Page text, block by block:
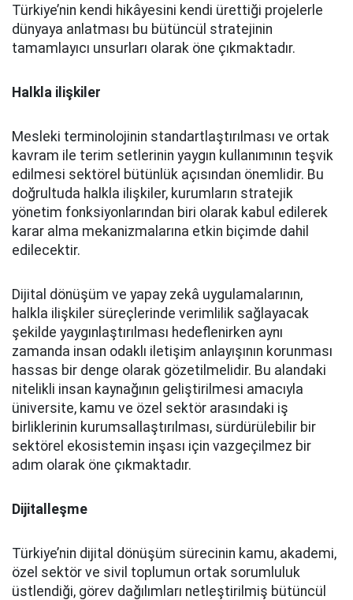
Türkiye’nin kendi hikâyesini kendi ürettiği projelerle
dünyaya anlatması bu bütüncül stratejinin
tamamlayıcı unsurları olarak öne çıkmaktadır.
Halkla ilişkiler
Mesleki terminolojinin standartlaştırılması ve ortak
kavram ile terim setlerinin yaygın kullanımının teşvik
edilmesi sektörel bütünlük açısından önemlidir. Bu
doğrultuda halkla ilişkiler, kurumların stratejik
yönetim fonksiyonlarından biri olarak kabul edilerek
karar alma mekanizmalarına etkin biçimde dahil
edilecektir.
Dijital dönüşüm ve yapay zekâ uygulamalarının,
halkla ilişkiler süreçlerinde verimlilik sağlayacak
şekilde yaygınlaştırılması hedeflenirken aynı
zamanda insan odaklı iletişim anlayışının korunması
hassas bir denge olarak gözetilmelidir. Bu alandaki
nitelikli insan kaynağının geliştirilmesi amacıyla
üniversite, kamu ve özel sektör arasındaki iş
birliklerinin kurumsallaştırılması, sürdürülebilir bir
sektörel ekosistemin inşası için vazgeçilmez bir
adım olarak öne çıkmaktadır.
Dijitalleşme
Türkiye’nin dijital dönüşüm sürecinin kamu, akademi,
özel sektör ve sivil toplumun ortak sorumluluk
üstlendiği, görev dağılımları netleştirilmiş bütüncül